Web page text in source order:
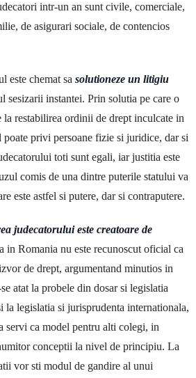
intr-un an sunt civile, comerciale,
de asigurari sociale, de contencios
este chemat sa solutioneze un litigiu
sesizarii instantei. Prin solutia pe care o
restabilirea ordinii de drept inculcate in
privi persoane fizie si juridice, dar si
toti sunt egali, iar justitia este
comis de una dintre puterile statului va
este astfel si putere, dar si contraputere.
judecatorului este creatoare de
in Romania nu este recunoscut oficial ca
de drept, argumentand minutios in
atat la probele din dosar si legislatia
la legislatia si jurisprudenta internationala,
servi ca model pentru alti colegi, in
conceptii la nivel de principiu. La
vor sti modul de gandire al unui